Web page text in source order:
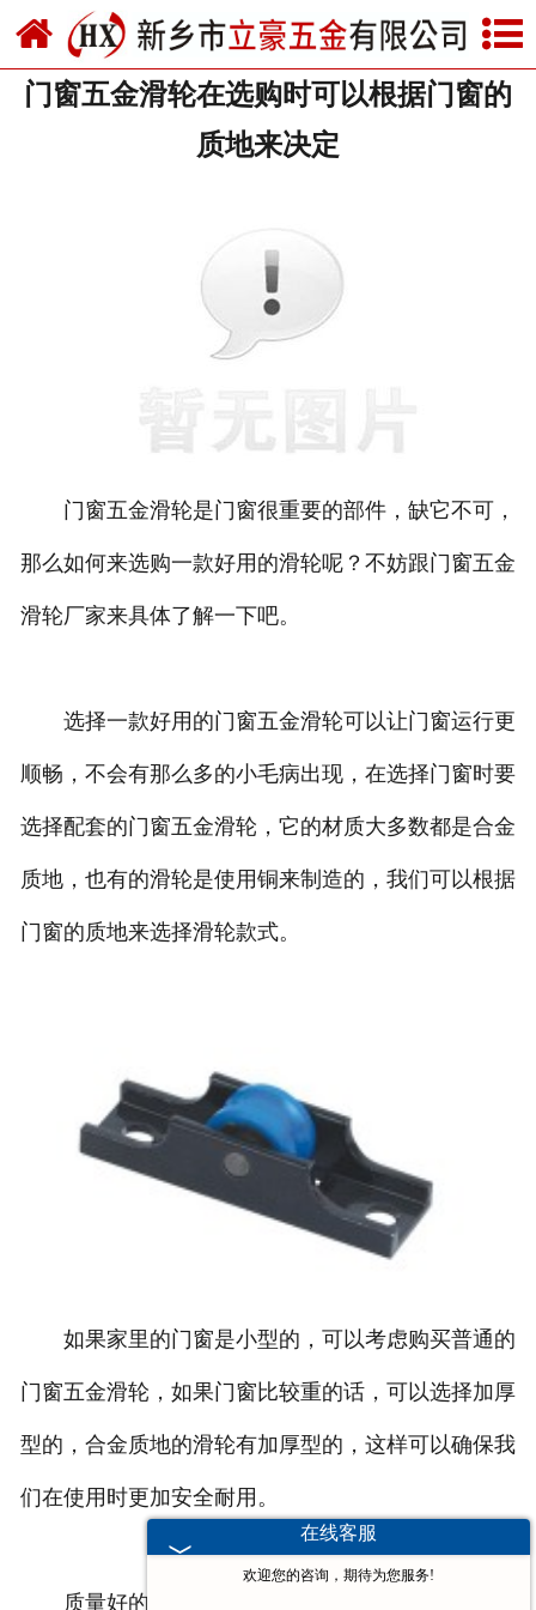
网站首页
关于我们
门窗五金滑轮在选购时可以根据门窗的
质地来决定
门窗五金滑轮是门窗很重要的部件，缺它不可，
那么如何来选购一款好用的滑轮呢？不妨跟门窗五金
滑轮厂家来具体了解一下吧。
选择一款好用的门窗五金滑轮可以让门窗运行更
顺畅，不会有那么多的小毛病出现，在选择门窗时要
选择配套的门窗五金滑轮，它的材质大多数都是合金
质地，也有的滑轮是使用铜来制造的，我们可以根据
门窗的质地来选择滑轮款式。
如果家里的门窗是小型的，可以考虑购买普通的
门窗五金滑轮，如果门窗比较重的话，可以选择加厚
型的，合金质地的滑轮有加厚型的，这样可以确保我
们在使用时更加安全耐用。
质量好的滑轮轴承一般都是用不锈钢材料制成
在线客服
欢迎您的咨询，期待为您服务!